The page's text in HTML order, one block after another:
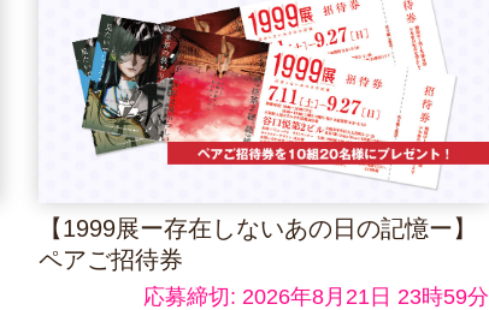
【1999展ー存在しないあの日の記憶ー】
ペアご招待券
応募締切: 2026年8月21日 23時59分